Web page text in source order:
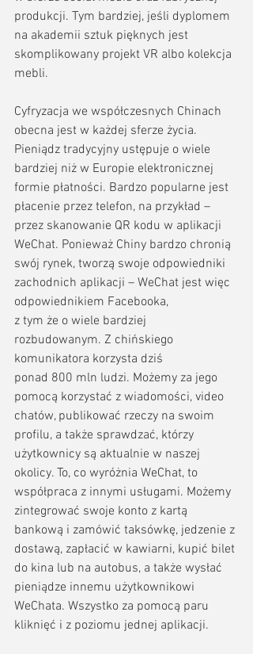
produkcji. Tym bardziej, jeśli dyplomem
na akademii sztuk pięknych jest
skomplikowany projekt VR albo kolekcja
mebli.
Cyfryzacja we współczesnych Chinach
obecna jest w każdej sferze życia.
Pieniądz tradycyjny ustępuje o wiele
bardziej niż w Europie elektronicznej
formie płatności. Bardzo popularne jest
płacenie przez telefon, na przykład –
przez skanowanie QR kodu w aplikacji
WeChat. Ponieważ Chiny bardzo chronią
swój rynek, tworzą swoje odpowiedniki
zachodnich aplikacji – WeChat jest więc
odpowiednikiem Facebooka,
z tym że o wiele bardziej
rozbudowanym. Z chińskiego
komunikatora korzysta dziś
ponad 800 mln ludzi. Możemy za jego
pomocą korzystać z wiadomości, video
chatów, publikować rzeczy na swoim
profilu, a także sprawdzać, którzy
użytkownicy są aktualnie w naszej
okolicy. To, co wyróżnia WeChat, to
współpraca z innymi usługami. Możemy
zintegrować swoje konto z kartą
bankową i zamówić taksówkę, jedzenie z
dostawą, zapłacić w kawiarni, kupić bilet
do kina lub na autobus, a także wysłać
pieniądze innemu użytkownikowi
WeChata. Wszystko za pomocą paru
kliknięć i z poziomu jednej aplikacji.